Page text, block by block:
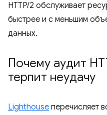
HTTP/2 обслуживает
быстрее и с меньшим
данных.
Почему аудит
терпит неудачу
Lighthouse перечисляет